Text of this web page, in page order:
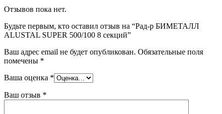
Отзывов пока нет.
Будьте первым, кто оставил отзыв на “Рад-р БИМЕТАЛЛ
ALUSTAL SUPER 500/100 8 секций”
Ваш адрес email не будет опубликован. Обязательные поля
помечены *
Ваша оценка *
Ваш отзыв *